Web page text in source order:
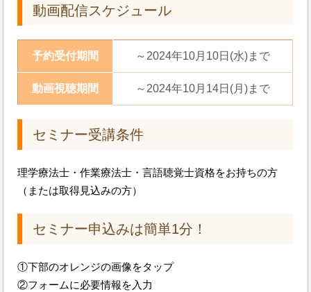
動画配信スケジュール
予約受付期間 ～2024年10月10日(水)まで
動画視聴期間 ～2024年10月14日(月)まで
セミナー受講条件
理学療法士・作業療法士・言語聴覚士資格をお持ちの方
（または取得見込みの方）
セミナー申込みは簡単1分！
①下部のオレンジの画像をタップ
②フォームに必要情報を入力